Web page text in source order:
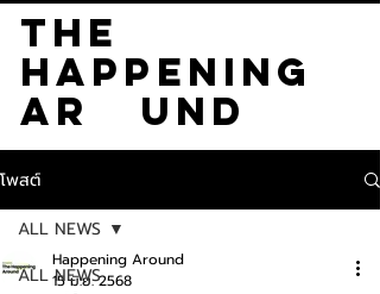
The
Happening
Ar und
โพสต์
ALL NEWS
ALL NEWS
Happening Around
15 มิ.ย. 2568